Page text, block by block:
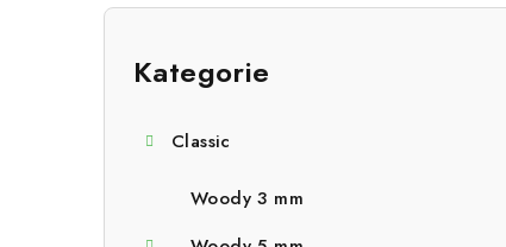
P
Přeskočit
Kategorie
Classic
Woody 3 mm